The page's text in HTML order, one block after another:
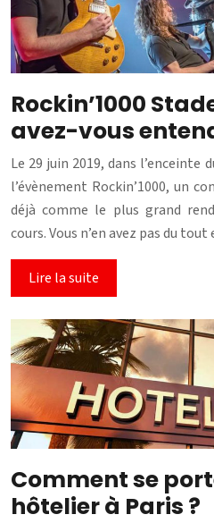
Rockin’1000
avez-vous
Le 29 juin 2019, dans l’enceinte
l’évènement Rockin’1000, un
déjà comme le plus grand
cours. Vous n’en avez pas du
Lire la suite
Comment se
hôtelier à Paris ?